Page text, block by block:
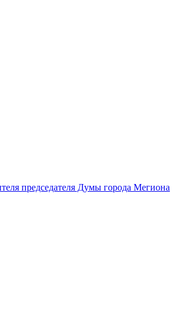
председателя Думы города Мегиона